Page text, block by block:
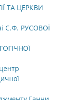
ТА ЦЕРКВИ
С.Ф. РУСОВОЇ